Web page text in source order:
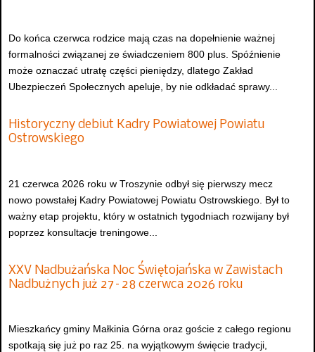
Do końca czerwca rodzice mają czas na dopełnienie ważnej
formalności związanej ze świadczeniem 800 plus. Spóźnienie
może oznaczać utratę części pieniędzy, dlatego Zakład
Ubezpieczeń Społecznych apeluje, by nie odkładać sprawy...
Historyczny debiut Kadry Powiatowej Powiatu
Ostrowskiego
21 czerwca 2026 roku w Troszynie odbył się pierwszy mecz
nowo powstałej Kadry Powiatowej Powiatu Ostrowskiego. Był to
ważny etap projektu, który w ostatnich tygodniach rozwijany był
poprzez konsultacje treningowe...
XXV Nadbużańska Noc Świętojańska w Zawistach
Nadbużnych już 27–28 czerwca 2026 roku
Mieszkańcy gminy Małkinia Górna oraz goście z całego regionu
spotkają się już po raz 25. na wyjątkowym święcie tradycji,